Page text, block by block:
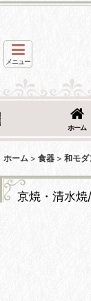
メニュー
ホーム
ホーム > 食器 > 和モダ
京焼・清水